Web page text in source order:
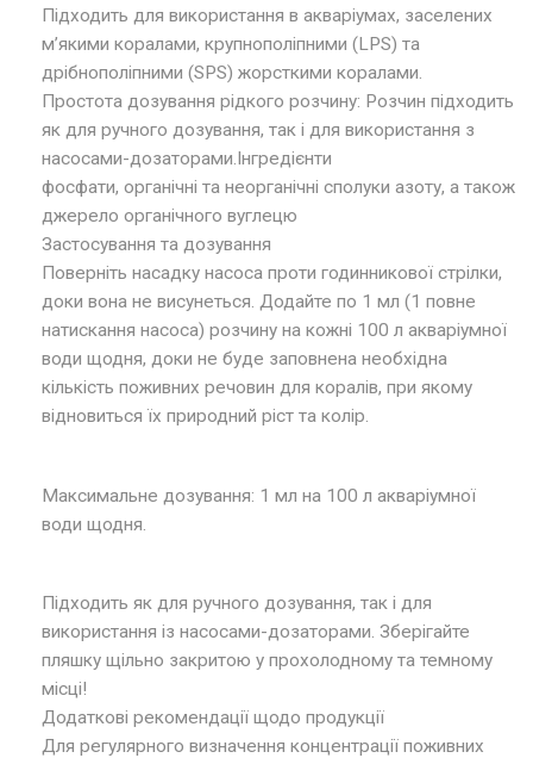
Підходить для використання в акваріумах, заселених
м’якими коралами, крупнополіпними (LPS) та
дрібнополіпними (SPS) жорсткими коралами.
Простота дозування рідкого розчину: Розчин підходить
як для ручного дозування, так і для використання з
насосами-дозаторами.Інгредієнти
фосфати, органічні та неорганічні сполуки азоту, а також
джерело органічного вуглецю
Застосування та дозування
Поверніть насадку насоса проти годинникової стрілки,
доки вона не висунеться. Додайте по 1 мл (1 повне
натискання насоса) розчину на кожні 100 л акваріумної
води щодня, доки не буде заповнена необхідна
кількість поживних речовин для коралів, при якому
відновиться їх природний ріст та колір.
Максимальне дозування: 1 мл на 100 л акваріумної
води щодня.
Підходить як для ручного дозування, так і для
використання із насосами-дозаторами. Зберігайте
пляшку щільно закритою у прохолодному та темному
місці!
Додаткові рекомендації щодо продукції
Для регулярного визначення концентрації поживних